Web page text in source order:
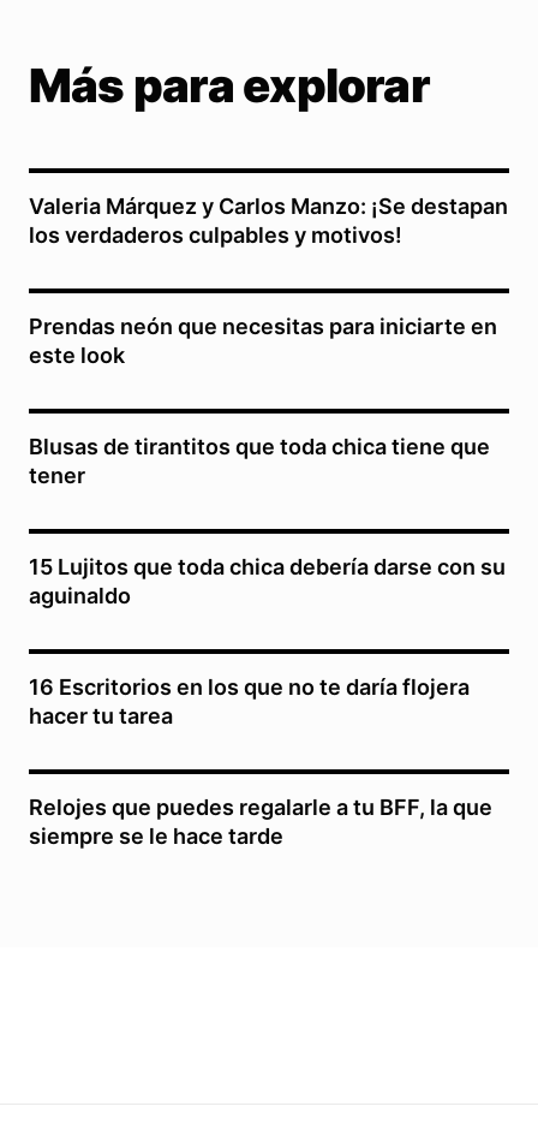
Más para explorar
Valeria Márquez y Carlos Manzo: ¡Se destapan
los verdaderos culpables y motivos!
Prendas neón que necesitas para iniciarte en
este look
Blusas de tirantitos que toda chica tiene que
tener
15 Lujitos que toda chica debería darse con su
aguinaldo
16 Escritorios en los que no te daría flojera
hacer tu tarea
Relojes que puedes regalarle a tu BFF, la que
siempre se le hace tarde